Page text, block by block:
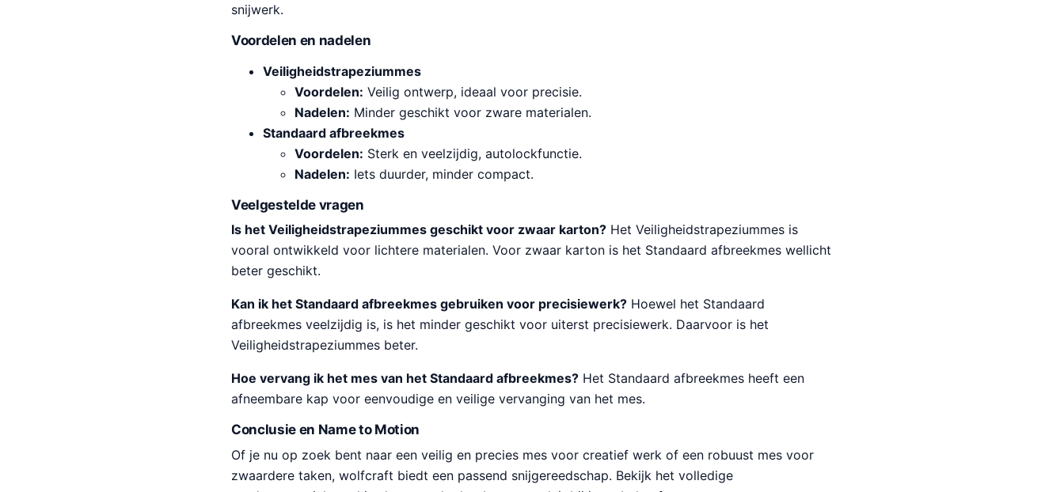
snijwerk.
Voordelen en nadelen
Veiligheidstrapeziummes
Voordelen: Veilig ontwerp, ideaal voor precisie.
Nadelen: Minder geschikt voor zware materialen.
Standaard afbreekmes
Voordelen: Sterk en veelzijdig, autolockfunctie.
Nadelen: Iets duurder, minder compact.
Veelgestelde vragen
Is het Veiligheidstrapeziummes geschikt voor zwaar karton? Het Veiligheidstrapeziummes is
vooral ontwikkeld voor lichtere materialen. Voor zwaar karton is het Standaard afbreekmes wellicht
beter geschikt.
Kan ik het Standaard afbreekmes gebruiken voor precisiewerk? Hoewel het Standaard
afbreekmes veelzijdig is, is het minder geschikt voor uiterst precisiewerk. Daarvoor is het
Veiligheidstrapeziummes beter.
Hoe vervang ik het mes van het Standaard afbreekmes? Het Standaard afbreekmes heeft een
afneembare kap voor eenvoudige en veilige vervanging van het mes.
Conclusie en Name to Motion
Of je nu op zoek bent naar een veilig en precies mes voor creatief werk of een robuust mes voor
zwaardere taken, wolfcraft biedt een passend snijgereedschap. Bekijk het volledige